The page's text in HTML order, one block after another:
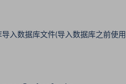
入数据库文件(导入数据库之前使